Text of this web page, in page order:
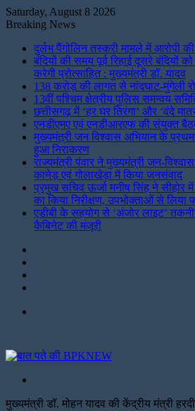
Saturday, August 8 2026
Breaking News
दुर्लभ पैंगोलिन तस्करी मामले में आरोपी
बंदियों की समय पूर्व रिहाई दूसरे बंदियों
करेगी प्रोत्साहित : मुख्यमंत्री डॉ. यादव
138 करोड़ की लागत से नांदघाट-मुंगेली
13वीं पश्चिम क्षेत्रीय पुलिस समन्वय
छत्तीसगढ़ में ‘हर घर तिरंगा’ और ‘वंदे
एनडीएमए एवं एनडीआरएफ की संयुक्त
मुख्यमंत्री जन विश्वास अभियान के
हुआ निराकरण
राज्यमंत्री पंवार ने मुख्यमंत्री जन-
कानेड़ एवं गोलाखेड़ा में किया जनसंवाद
प्रमुख सचिव ऊर्जा मनीष सिंह ने सीहोर
का किया निरीक्षण, उपभोक्ताओं से लिया
एडीबी के सहयोग से ‘अंजोर लाइट’
कैबिनेट की मंजूरी
मुख्यमंत्री डॉ. मोहन यादव की केंद्रीय मंत्री